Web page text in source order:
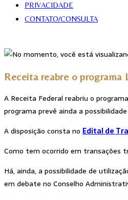
PRIVACIDADE
CONTATO/CONSULTA
Receita reabre o
A Receita Federal reabriu o
programa prevê ainda a
A disposição consta no Edital de
Como tem ocorrido em transações
Há, ainda, a possibilidade de
em debate no Conselho